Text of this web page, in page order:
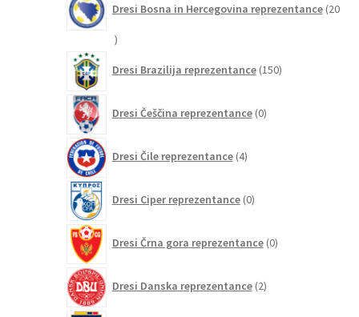
Dresi Bosna in Hercegovina reprezentance 20
20
Dresi Brazilija reprezentance 150izdelkov
Dresi Češčina reprezentance 0izdelkov
Dresi Čile reprezentance 4izdelki
Dresi Ciper reprezentance 0izdelkov
Dresi Črna gora reprezentance 0izdelkov
Dresi Danska reprezentance 2izdelka